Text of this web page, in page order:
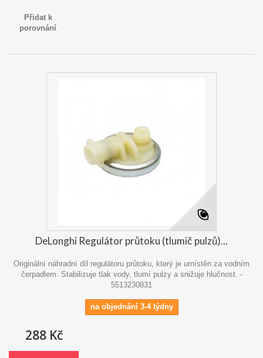
Přidat k
porovnání
DeLonghi Regulátor průtoku (tlumič pulzů)...
Originální náhradní díl regulátoru průtoku, který je umístěn za vodním
čerpadlem. Stabilizuje tlak vody, tlumí pulzy a snižuje hlučnost. -
5513230831
na objednání 3-4 týdny
288 Kč